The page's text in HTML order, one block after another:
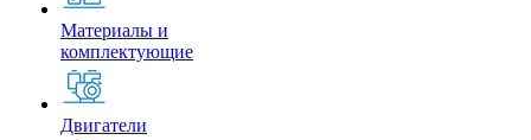
Материалы и
комплектующие
Двигатели